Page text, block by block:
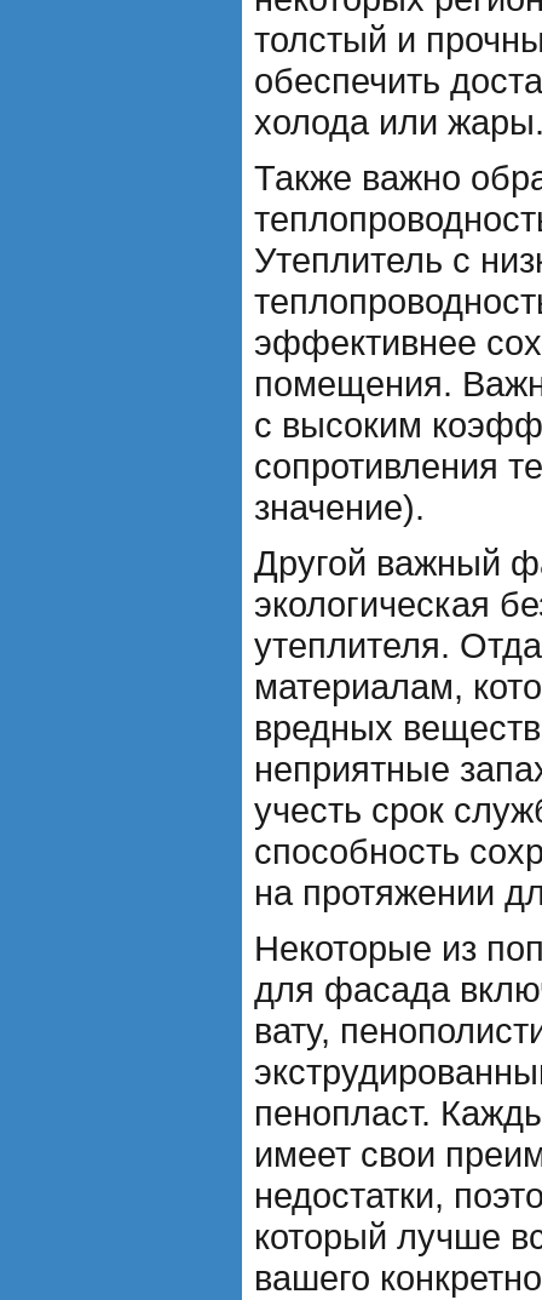
толстый и
обеспечить
холода или
Также важно
Утеплитель с
эффективнее
помещения.
с высоким
сопротивления
значение).
Другой важный
экологическая
утеплителя.
материалам,
вредных
неприятные
учесть срок
способность
на протяжении
Некоторые из
для фасада
вату,
пенопласт.
имеет свои
недостатки,
который лучше
вашего